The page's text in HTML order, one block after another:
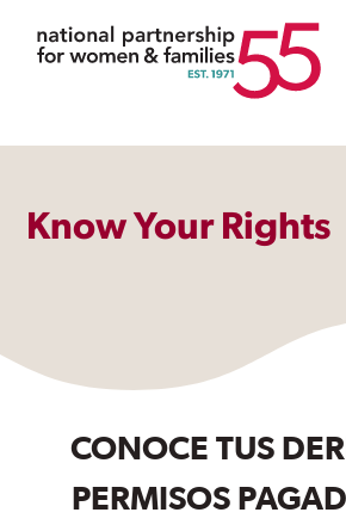
Know Your Rights
CONOCE TUS
PERMISOS